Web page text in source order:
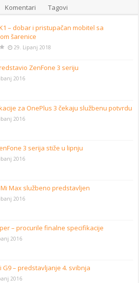
Komentari Tagovi
– dobar i pristupačan mobitel sa
šarenice
29. Lipanj 2018
ZenFone 3 seriju
2016
za OnePlus 3 čekaju službenu potvrdu
2016
3 serija stiže u lipnju
2016
Max službeno predstavljen
2016
– procurile finalne specifikacije
2016
G9 – predstavljanje 4. svibnja
2016